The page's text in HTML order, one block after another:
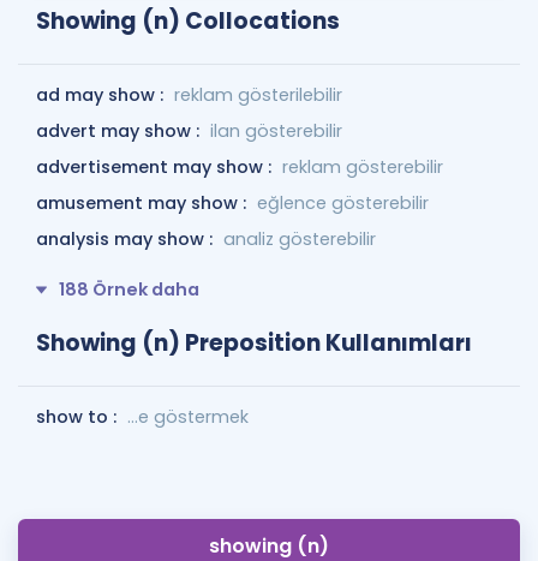
Showing (n) Collocations
ad may show : reklam gösterilebilir
advert may show : ilan gösterebilir
advertisement may show : reklam gösterebilir
amusement may show : eğlence gösterebilir
analysis may show : analiz gösterebilir
188 Örnek daha
Showing (n) Preposition Kullanımları
show to : ...e göstermek
showing (n)